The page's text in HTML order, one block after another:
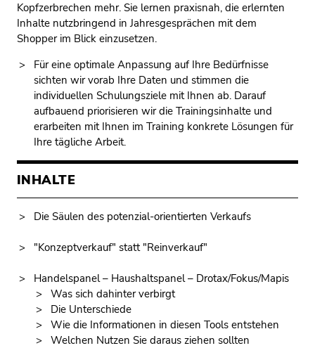
Kopfzerbrechen mehr. Sie lernen praxisnah, die erlernten
Inhalte nutzbringend in Jahresgesprächen mit dem
Shopper im Blick einzusetzen.
Für eine optimale Anpassung auf Ihre Bedürfnisse
sichten wir vorab Ihre Daten und stimmen die
individuellen Schulungsziele mit Ihnen ab. Darauf
aufbauend priorisieren wir die Trainingsinhalte und
erarbeiten mit Ihnen im Training konkrete Lösungen für
Ihre tägliche Arbeit.
INHALTE
Die Säulen des potenzial-orientierten Verkaufs
"Konzeptverkauf" statt "Reinverkauf"
Handelspanel – Haushaltspanel – Drotax/Fokus/Mapis
Was sich dahinter verbirgt
Die Unterschiede
Wie die Informationen in diesen Tools entstehen
Welchen Nutzen Sie daraus ziehen sollten